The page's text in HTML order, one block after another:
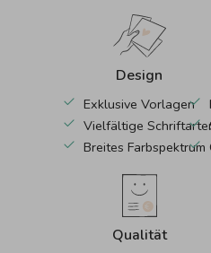
Design
Exklusive Vorlagen
Vielfältige
Breites Farbspektrum
Qualität